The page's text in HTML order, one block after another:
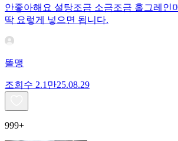
안좋아해요 설탕조금 소금조금 홀그레인
딱 요렇게 넣으면 됩니다.
똘맹
조회수 2.1만25.08.29
999+